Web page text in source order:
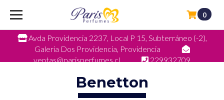
Avda Providencia 2237, Local P 15, Subterráneo (-2),
Galeria Dos Providencia, Providencia
ventas@parisperfumes.cl
229932709
0
Benetton